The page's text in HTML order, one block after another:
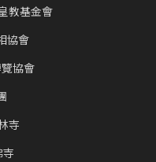
教基金會
協會
協會
寺